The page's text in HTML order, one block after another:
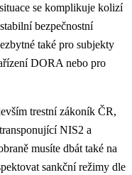
se komplikuje kolizí
bezpečnostní
také pro subjekty
DORA nebo pro
trestní zákoník ČR,
NIS2 a
musíte dbát také na
sankční režimy dle